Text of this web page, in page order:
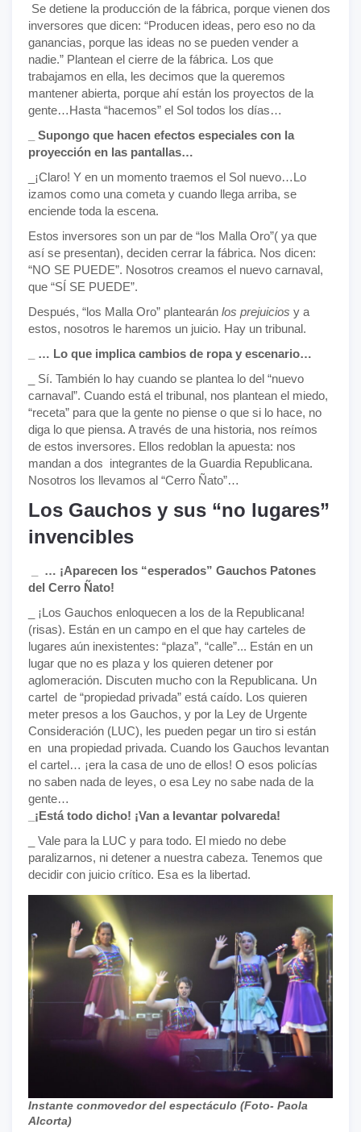
Se detiene la producción de la fábrica, porque vienen dos
inversores que dicen: “Producen ideas, pero eso no da
ganancias, porque las ideas no se pueden vender a
nadie.” Plantean el cierre de la fábrica. Los que
trabajamos en ella, les decimos que la queremos
mantener abierta, porque ahí están los proyectos de la
gente…Hasta “hacemos” el Sol todos los días…
_ Supongo que hacen efectos especiales con la
proyección en las pantallas…
_¡Claro! Y en un momento traemos el Sol nuevo…Lo
izamos como una cometa y cuando llega arriba, se
enciende toda la escena.
Estos inversores son un par de “los Malla Oro”( ya que
así se presentan), deciden cerrar la fábrica. Nos dicen:
“NO SE PUEDE”. Nosotros creamos el nuevo carnaval,
que “SÍ SE PUEDE”.
Después, “los Malla Oro” plantearán los prejuicios y a
estos, nosotros le haremos un juicio. Hay un tribunal.
_ … Lo que implica cambios de ropa y escenario…
_ Sí. También lo hay cuando se plantea lo del “nuevo
carnaval”. Cuando está el tribunal, nos plantean el miedo,
“receta” para que la gente no piense o que si lo hace, no
diga lo que piensa. A través de una historia, nos reímos
de estos inversores. Ellos redoblan la apuesta: nos
mandan a dos integrantes de la Guardia Republicana.
Nosotros los llevamos al “Cerro Ñato”…
Los Gauchos y sus “no lugares”
invencibles
_ … ¡Aparecen los “esperados” Gauchos Patones
del Cerro Ñato!
_ ¡Los Gauchos enloquecen a los de la Republicana!
(risas). Están en un campo en el que hay carteles de
lugares aún inexistentes: “plaza”, “calle”... Están en un
lugar que no es plaza y los quieren detener por
aglomeración. Discuten mucho con la Republicana. Un
cartel de “propiedad privada” está caído. Los quieren
meter presos a los Gauchos, y por la Ley de Urgente
Consideración (LUC), les pueden pegar un tiro si están
en una propiedad privada. Cuando los Gauchos levantan
el cartel… ¡era la casa de uno de ellos! O esos policías
no saben nada de leyes, o esa Ley no sabe nada de la
gente…
_¡Está todo dicho! ¡Van a levantar polvareda!
_ Vale para la LUC y para todo. El miedo no debe
paralizarnos, ni detener a nuestra cabeza. Tenemos que
decidir con juicio crítico. Esa es la libertad.
Instante conmovedor del espectáculo (Foto- Paola
Alcorta)